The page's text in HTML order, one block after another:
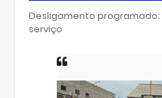
Desligamento
serviço